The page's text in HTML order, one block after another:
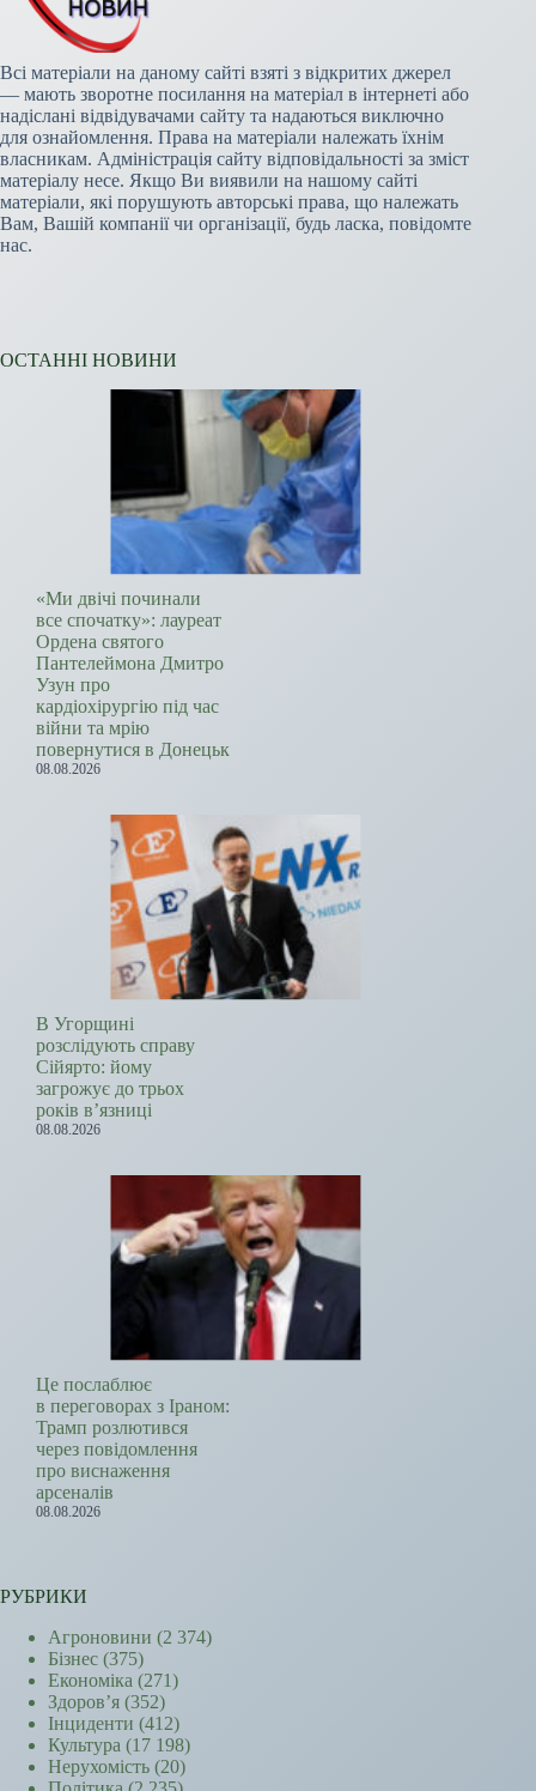
Всі матеріали на даному сайті взяті з відкритих джерел
— мають зворотне посилання на матеріал в інтернеті або
надіслані відвідувачами сайту та надаються виключно
для ознайомлення. Права на матеріали належать їхнім
власникам. Адміністрація сайту відповідальності за зміст
матеріалу несе. Якщо Ви виявили на нашому сайті
матеріали, які порушують авторські права, що належать
Вам, Вашій компанії чи організації, будь ласка, повідомте
нас.
ОСТАННІ НОВИНИ
«Ми двічі починали
все спочатку»: лауреат
Ордена святого
Пантелеймона Дмитро
Узун про
кардіохірургію під час
війни та мрію
повернутися в Донецьк
08.08.2026
В Угорщині
розслідують справу
Сійярто: йому
загрожує до трьох
років в’язниці
08.08.2026
Це послаблює
в переговорах з Іраном:
Трамп розлютився
через повідомлення
про виснаження
арсеналів
08.08.2026
РУБРИКИ
Агроновини (2 374)
Бізнес (375)
Економіка (271)
Здоров’я (352)
Інциденти (412)
Культура (17 198)
Нерухомість (20)